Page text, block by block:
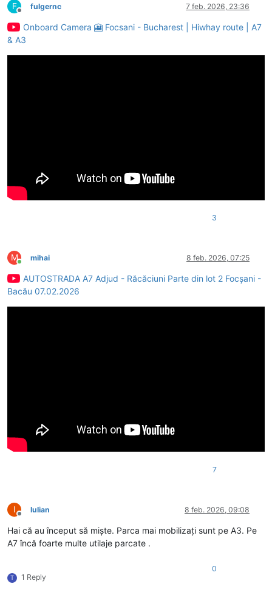
F
Deconectat
fulgernc 7 feb. 2026, 23:36
Onboard Camera 🎦 Focsani - Bucharest | Hiwhay route | A7
& A3
3
M
Conectat
mihai 8 feb. 2026, 07:25
AUTOSTRADA A7 Adjud - Răcăciuni Parte din lot 2 Focșani -
Bacău 07.02.2026
7
I
Deconectat
Iulian 8 feb. 2026, 09:08
Hai că au început să miște. Parca mai mobilizați sunt pe A3. Pe
A7 încă foarte multe utilaje parcate .
T 1 Reply
0